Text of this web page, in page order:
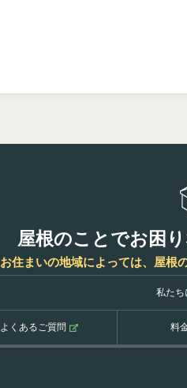
屋根のことでお困
お住まいの地域によっては、屋根
私たち
よくあるご質問 料